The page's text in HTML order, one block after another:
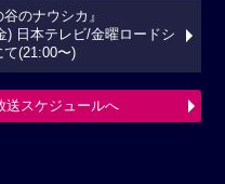
谷のナウシカ』
) 日本テレビ/金曜ロードシ
て(21:00〜)
送スケジュールへ